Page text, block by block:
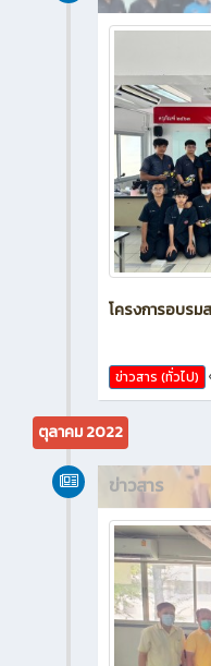
โครงการอบรม
ข่าวสาร (ทั่วไป)
ตุลาคม 2022
ข่าวสาร